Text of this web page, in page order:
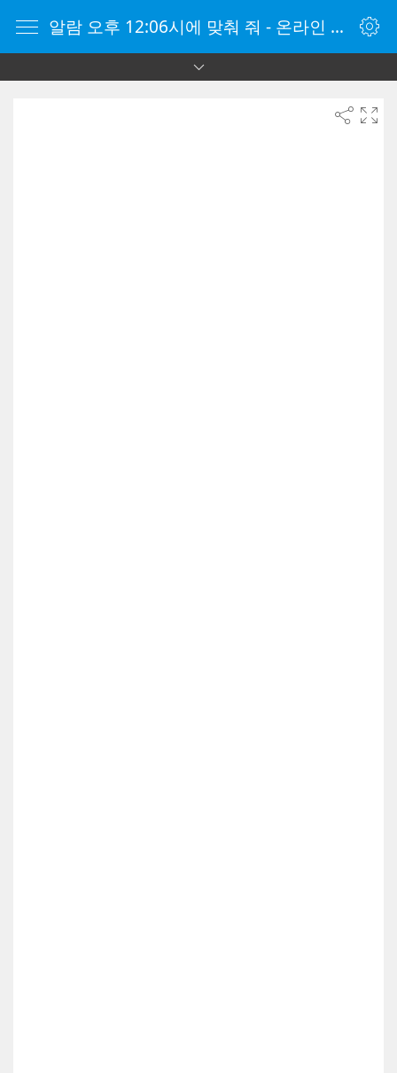
알람 오후 12:06시에 맞춰 줘 - 온라인 알람 시계 - 자명종 온라인 - 온라인 자명종